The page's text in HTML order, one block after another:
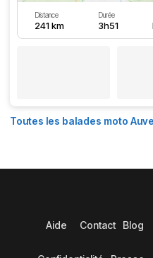
Distance
241 km
Durée
3h51
Toutes les balades moto
Aide Contact Blog